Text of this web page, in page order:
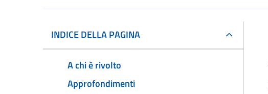
INDICE DELLA PAGINA
A chi è rivolto
Approfondimenti